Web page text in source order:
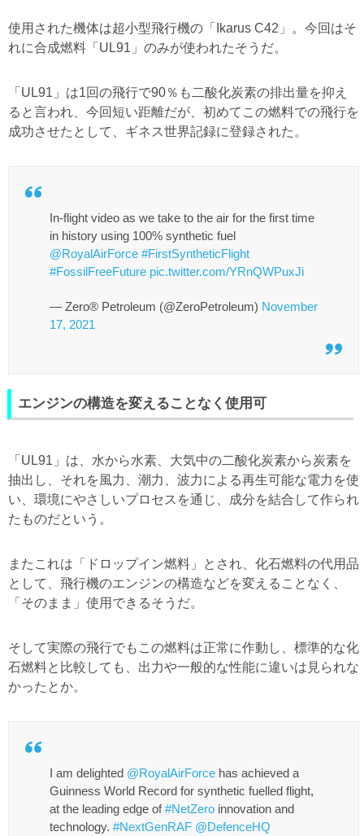
使用された機体は超小型飛行機の「Ikarus C42」。今回はそ
れに合成燃料「UL91」のみが使われたそうだ。
「UL91」は1回の飛行で90％も二酸化炭素の排出量を抑え
ると言われ、今回短い距離だが、初めてこの燃料での飛行を
成功させたとして、ギネス世界記録に登録された。
In-flight video as we take to the air for the first time
in history using 100% synthetic fuel
@RoyalAirForce #FirstSyntheticFlight
#FossilFreeFuture pic.twitter.com/YRnQWPuxJi
— Zero® Petroleum (@ZeroPetroleum) November
17, 2021
エンジンの構造を変えることなく使用可
「UL91」は、水から水素、大気中の二酸化炭素から炭素を
抽出し、それを風力、潮力、波力による再生可能な電力を使
い、環境にやさしいプロセスを通じ、成分を結合して作られ
たものだという。
またこれは「ドロップイン燃料」とされ、化石燃料の代用品
として、飛行機のエンジンの構造などを変えることなく、
「そのまま」使用できるそうだ。
そして実際の飛行でもこの燃料は正常に作動し、標準的な化
石燃料と比較しても、出力や一般的な性能に違いは見られな
かったとか。
I am delighted @RoyalAirForce has achieved a
Guinness World Record for synthetic fuelled flight,
at the leading edge of#NetZero innovation and
technology. #NextGenRAF @DefenceHQ